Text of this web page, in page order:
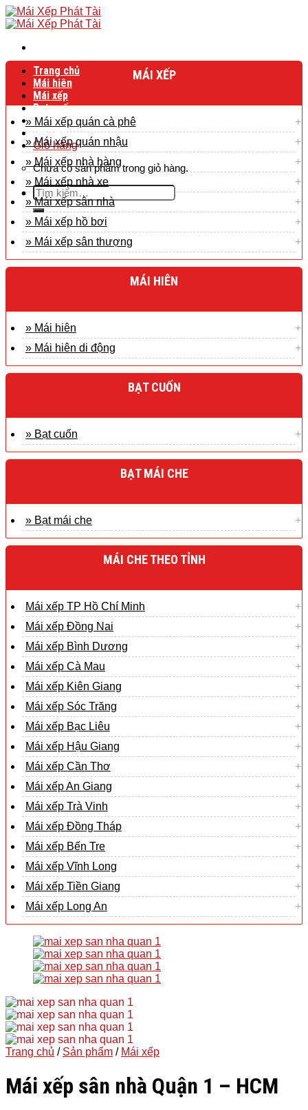
Skip
to
Trang chủ
Mái hiên
Mái xếp
Bạt cuốn
Bạt mái che
Liên hệ
Giỏ hàng
Chưa có sản phẩm trong giỏ hàng.
Tìm
kiếm:
MÁI XẾP
» Mái xếp quán cà phê
» Mái xếp quán nhậu
» Mái xếp nhà hàng
» Mái xếp nhà xe
» Mái xếp sân nhà
» Mái xếp hồ bơi
» Mái xếp sân thượng
MÁI HIÊN
» Mái hiên
» Mái hiên di động
BẠT CUỐN
» Bạt cuốn
BẠT MÁI CHE
» Bạt mái che
MÁI CHE THEO TỈNH
Mái xếp TP Hồ Chí Minh
Mái xếp Đồng Nai
Mái xếp Bình Dương
Mái xếp Cà Mau
Mái xếp Kiên Giang
Mái xếp Sóc Trăng
Mái xếp Bạc Liêu
Mái xếp Hậu Giang
Mái xếp Cần Thơ
Mái xếp An Giang
Mái xếp Trà Vinh
Mái xếp Đồng Tháp
Mái xếp Bến Tre
Mái xếp Vĩnh Long
Mái xếp Tiền Giang
Mái xếp Long An
Trang chủ / Sản phẩm / Mái xếp
Mái xếp sân nhà Quận 1 – HCM